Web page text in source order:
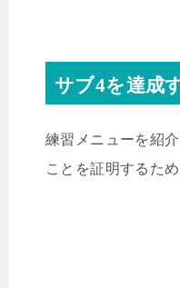
サブ4を達成
練習メニューを紹
ことを証明するた